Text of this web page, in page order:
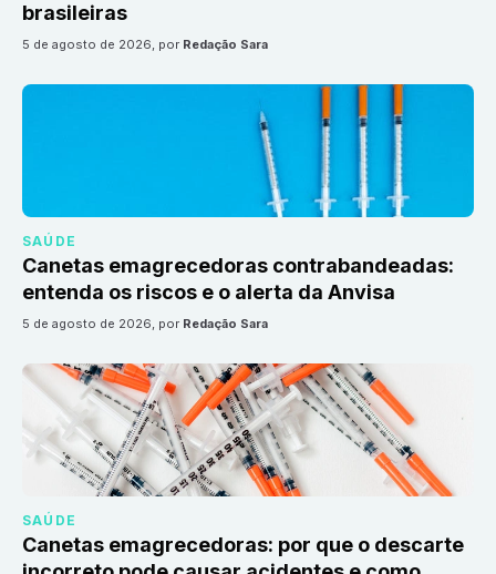
brasileiras
5 de agosto de 2026, por Redação Sara
SAÚDE
Canetas emagrecedoras contrabandeadas:
entenda os riscos e o alerta da Anvisa
5 de agosto de 2026, por Redação Sara
SAÚDE
Canetas emagrecedoras: por que o descarte